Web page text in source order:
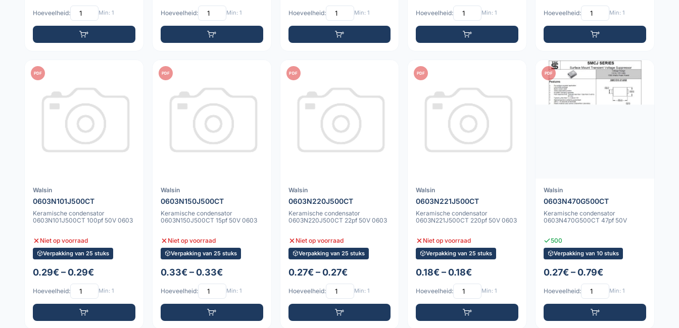
Hoeveelheid: Min: 1 Hoeveelheid: Min: 1 Hoeveelheid: Min: 1 Hoeveelheid: Min: 1 Hoeveelheid: Min: 1
PDF
Walsin
0603N101J500CT
Keramische condensator
0603N101J500CT 100pf 50V 0603
Niet op voorraad
Verpakking van 25 stuks
0.29€ – 0.29€
Hoeveelheid: Min: 1
PDF
Walsin
0603N150J500CT
Keramische condensator
0603N150J500CT 15pf 50V 0603
Niet op voorraad
Verpakking van 25 stuks
0.33€ – 0.33€
Hoeveelheid: Min: 1
PDF
Walsin
0603N220J500CT
Keramische condensator
0603N220J500CT 22pf 50V 0603
Niet op voorraad
Verpakking van 25 stuks
0.27€ – 0.27€
Hoeveelheid: Min: 1
PDF
Walsin
0603N221J500CT
Keramische condensator
0603N221J500CT 220pf 50V 0603
Niet op voorraad
Verpakking van 25 stuks
0.18€ – 0.18€
Hoeveelheid: Min: 1
PDF
Walsin
0603N470G500CT
Keramische condensator
0603N470G500CT 47pf 50V
500
Verpakking van 10 stuks
0.27€ – 0.79€
Hoeveelheid: Min: 1